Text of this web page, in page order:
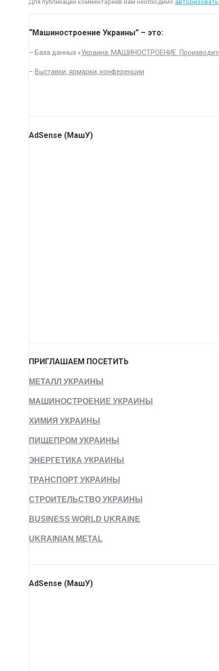
Для публикации комментариев Вам необходимо
“Машиностроение Украины” – это:
– База данных «Украина. МАШИНОСТРОЕНИЕ.
– Выставки, ярмарки, конференции
AdSense (МашУ)
ПРИГЛАШАЕМ ПОСЕТИТЬ
МЕТАЛЛ УКРАИНЫ
МАШИНОСТРОЕНИЕ УКРАИНЫ
ХИМИЯ УКРАИНЫ
ПИЩЕПРОМ УКРАИНЫ
ЭНЕРГЕТИКА УКРАИНЫ
ТРАНСПОРТ УКРАИНЫ
СТРОИТЕЛЬСТВО УКРАИНЫ
BUSINESS WORLD UKRAINE
UKRAINIAN METAL
AdSense (МашУ)